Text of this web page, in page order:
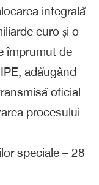
integrală
euro și o
împrumut de
adăugând
oficial
procesului
speciale – 28